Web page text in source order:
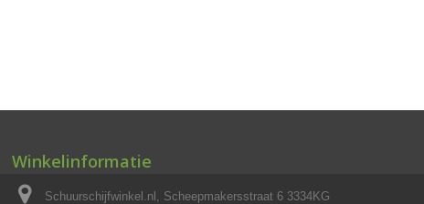
Winkelinformatie
Schuurschijfwinkel.nl, Scheepmakersstraat 6 3334KG